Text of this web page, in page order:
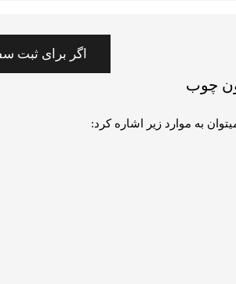
اگر برای ثبت
چوب
به موارد زیر اشاره کرد: